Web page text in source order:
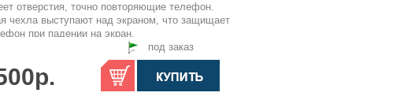
отверстия, точно повторяющие телефон.
чехла выступают над экраном, что защищает
при падении на экран.
под заказ